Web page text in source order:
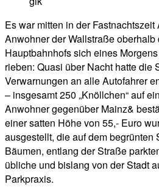
Es war mitten in der
Anwohner der Wallstraße oberhalb
Hauptbahnhofs sich eines
rieben: Quasi über Nacht hatte die
Verwarnungen an alle Autofahrer
– insgesamt 250 „Knöllchen“ auf
Anwohner gegenüber Mainz&
einer satten Höhe von 55,- Euro
ausgestellt, die auf dem begrünten
Bäumen, entlang der Straße
übliche und bislang von der Stadt
Parkpraxis.